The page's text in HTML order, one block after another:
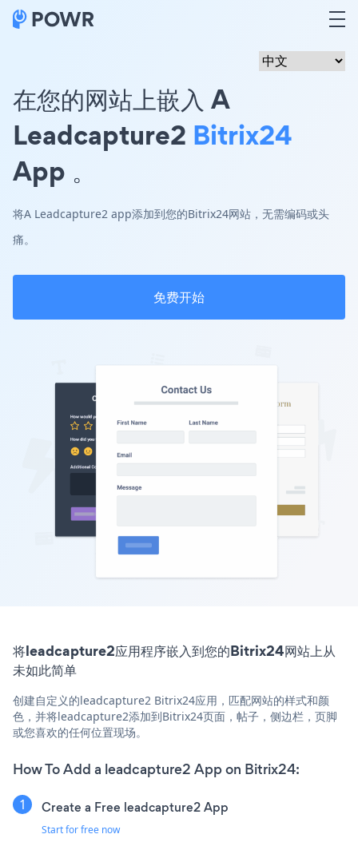
在您的网站上嵌入 A
Leadcapture2 Bitrix24
App 。
将A Leadcapture2 app添加到您的Bitrix24网站，无需编码或头
痛。
免费开始
将leadcapture2应用程序嵌入到您的Bitrix24网站上从
未如此简单
创建自定义的leadcapture2 Bitrix24应用，匹配网站的样式和颜
色，并将leadcapture2添加到Bitrix24页面，帖子，侧边栏，页脚
或您喜欢的任何位置现场。
How To Add a leadcapture2 App on Bitrix24:
Create a Free leadcapture2 App
Start for free now